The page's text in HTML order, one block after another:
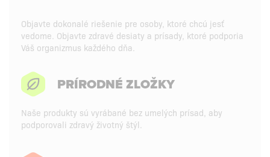
Objavte dokonalé riešenie pre osoby, ktoré chcú jesť
vedome. Objavte zdravé desiaty a prísady, ktoré podporia
Váš organizmus každého dňa.
PRÍRODNÉ ZLOŽKY
Naše produkty sú vyrábané bez umelých prísad, aby
podporovali zdravý životný štýl.